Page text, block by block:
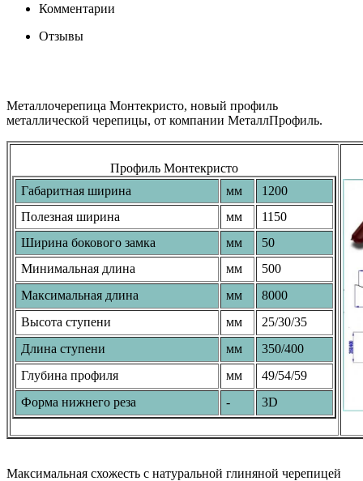
Комментарии
Отзывы
Металлочерепица Монтекристо, новый профиль
металлической черепицы, от компании МеталлПрофиль.
Профиль Монтекристо
Габаритная ширина
мм
1200
Полезная ширина
мм
1150
Ширина бокового замка
мм
50
Минимальная длина
мм
500
Максимальная длина
мм
8000
Высота ступени
мм
25/30/35
Длина ступени
мм
350/400
Глубина профиля
мм
49/54/59
Форма нижнего реза
- 3D
Максимальная схожесть с натуральной глиняной черепицей